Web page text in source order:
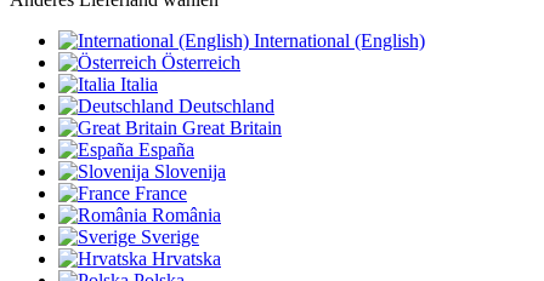
International (English)
Österreich
Italia
Deutschland
Great Britain
España
Slovenija
France
România
Sverige
Hrvatska